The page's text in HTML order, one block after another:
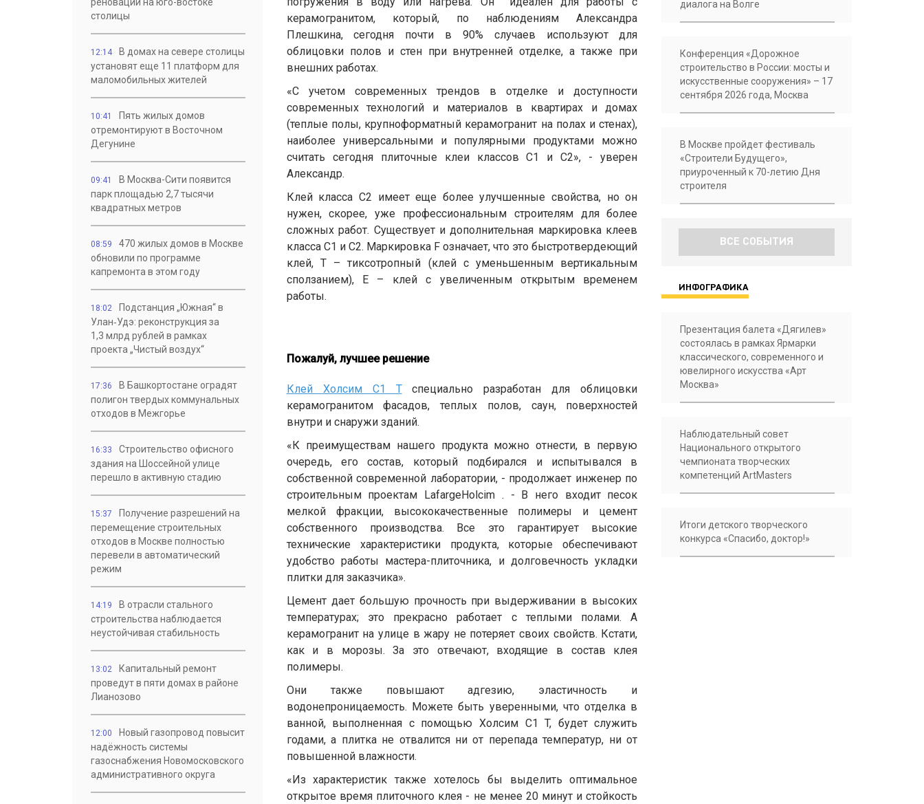
столицы
12:14
В домах на севере столицы
установят еще 11 платформ для
маломобильных жителей
10:41
Пять жилых домов
отремонтируют в Восточном
Дегунине
09:41
В Москва-Сити появится
парк площадью 2,7 тысячи
квадратных метров
08:59
470 жилых домов в Москве
обновили по программе
капремонта в этом году
18:02
Подстанция „Южная“ в
Улан‑Удэ: реконструкция за
1,3 млрд рублей в рамках
проекта „Чистый воздух“
17:36
В Башкортостане оградят
полигон твердых коммунальных
отходов в Межгорье
16:33
Строительство офисного
здания на Шоссейной улице
перешло в активную стадию
15:37
Получение разрешений на
перемещение строительных
отходов в Москве полностью
перевели в автоматический
режим
14:19
В отрасли стального
строительства наблюдается
неустойчивая стабильность
13:02
Капитальный ремонт
проведут в пяти домах в районе
Лианозово
12:00
Новый газопровод повысит
надёжность системы
газоснабжения Новомосковского
административного округа
керамогранитом, который, по наблюдениям Александра
Плешкина, сегодня почти в 90% случаев используют для
облицовки полов и стен при внутренней отделке, а также при
внешних работах.
«С учетом современных трендов в отделке и доступности
современных технологий и материалов в квартирах и домах
(теплые полы, крупноформатный керамогранит на полах и стенах),
наиболее универсальными и популярными продуктами можно
считать сегодня плиточные клеи классов С1 и С2», - уверен
Александр.
Клей класса С2 имеет еще более улучшенные свойства, но он
нужен, скорее, уже профессиональным строителям для более
сложных работ. Существует и дополнительная маркировка клеев
класса С1 и С2. Маркировка F означает, что это быстротвердеющий
клей, Т – тиксотропный (клей с уменьшенным вертикальным
сползанием), Е – клей с увеличенным открытым временем
работы.
Пожалуй, лучшее решение
Клей Холсим C1 Tспециально разработан для облицовки
керамогранитом фасадов, теплых полов, саун, поверхностей
внутри и снаружи зданий.
«К преимуществам нашего продукта можно отнести, в первую
очередь, его состав, который подбирался и испытывался в
собственной современной лаборатории, - продолжает инженер по
строительным проектам LafargeHolcim . - В него входит песок
мелкой фракции, высококачественные полимеры и цемент
собственного производства. Все это гарантирует высокие
технические характеристики продукта, которые обеспечивают
удобство работы мастера-плиточника, и долговечность укладки
плитки для заказчика».
Цемент дает большую прочность при выдерживании в высоких
температурах; это прекрасно работает с теплыми полами. А
керамогранит на улице в жару не потеряет своих свойств. Кстати,
как и в морозы. За это отвечают, входящие в состав клея
полимеры.
Они также повышают адгезию, эластичность и
водонепроницаемость. Можете быть уверенными, что отделка в
ванной, выполненная с помощью Холсим C1 T, будет служить
годами, а плитка не отвалится ни от перепада температур, ни от
повышенной влажности.
«Из характеристик также хотелось бы выделить оптимальное
открытое время плиточного клея - не менее 20 минут и стойкость
диалога на Волге
Конференция «Дорожное
строительство в России: мосты и
искусственные сооружения» – 17
сентября 2026 года, Москва
В Москве пройдет фестиваль
«Строители Будущего»,
приуроченный к 70-летию Дня
строителя
ВСЕ СОБЫТИЯ
ИНФОГРАФИКА
Презентация балета «Дягилев»
состоялась в рамках Ярмарки
классического, современного и
ювелирного искусства «Арт
Москва»
Наблюдательный совет
Национального открытого
чемпионата творческих
компетенций ArtMasters
Итоги детского творческого
конкурса «Cпасибо, доктор!»